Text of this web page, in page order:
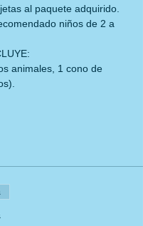
al paquete adquirido.
niños de 2 a
animales, 1 cono de